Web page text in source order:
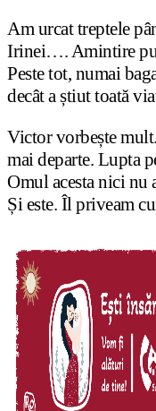
Am urcat treptele
Irinei…. Amintire
Peste tot, numai
decât a știut toată
Victor vorbește
mai departe. Lupta
Omul acesta nici nu
Și este. Îl priveam